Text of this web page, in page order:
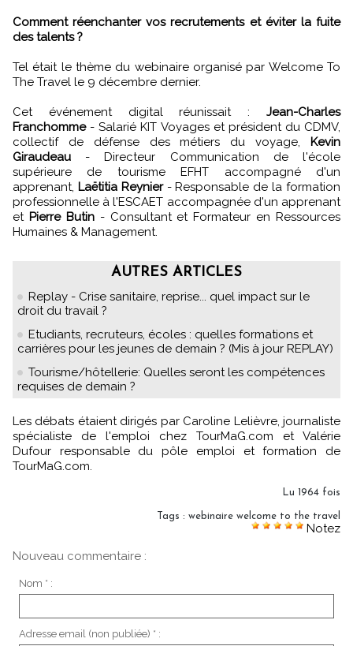
Comment réenchanter vos recrutements et éviter la fuite
des talents ?
Tel était le thème du webinaire organisé par Welcome To
The Travel le 9 décembre dernier.
Cet événement digital réunissait : Jean-Charles
Franchomme- Salarié KIT Voyages et président du CDMV,
collectif de défense des métiers du voyage, Kevin
Giraudeau - Directeur Communication de l'école
supérieure de tourisme EFHT accompagné d'un
apprenant, Laëtitia Reynier- Responsable de la formation
professionnelle à l'ESCAET accompagnée d'un apprenant
et Pierre Butin- Consultant et Formateur en Ressources
Humaines & Management.
AUTRES ARTICLES
Replay - Crise sanitaire, reprise... quel impact sur le
droit du travail ?
Etudiants, recruteurs, écoles : quelles formations et
carrières pour les jeunes de demain ? (Mis à jour REPLAY)
Tourisme/hôtellerie: Quelles seront les compétences
requises de demain ?
Les débats étaient dirigés par Caroline Lelièvre, journaliste
spécialiste de l'emploi chez TourMaG.com et Valérie
Dufour responsable du pôle emploi et formation de
TourMaG.com.
Lu 1964 fois
Tags : webinaire welcome to the travel
Notez
Nouveau commentaire :
Nom * :
Adresse email (non publiée) * :